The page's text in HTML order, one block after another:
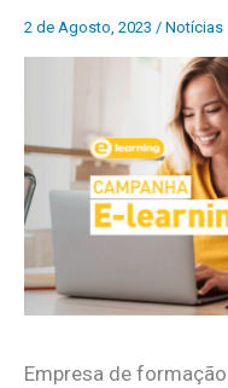
2 de Agosto, 2023 / Notícias
Empresa de